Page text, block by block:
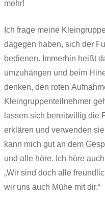
mehr!
Ich frage meine
dagegen haben, sich der
bedienen. Immerhin heißt
umzuhängen und beim
denken, den roten
Kleingruppenteilnehmer
lassen sich bereitwillig die
erklären und verwenden
kann mich gut an dem
und alle höre. Ich höre
„Wir sind doch alle
wir uns auch Mühe mit dir.“